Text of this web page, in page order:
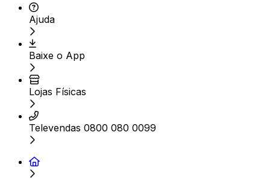
Ajuda
Baixe o App
Lojas Físicas
Televendas 0800 080 0099